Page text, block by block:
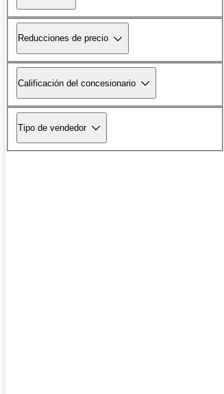
Reducciones de precio
Calificación del concesionario
Tipo de vendedor